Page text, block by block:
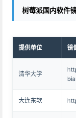
树莓派国内软件
提供单位 镜
清华大学
大连东软